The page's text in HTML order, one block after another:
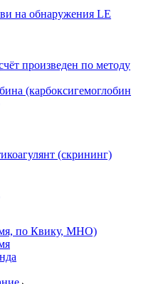
на обнаружения LE
произведен по методу
(карбоксигемоглобин
(скрининг)
по Квику, МНО)